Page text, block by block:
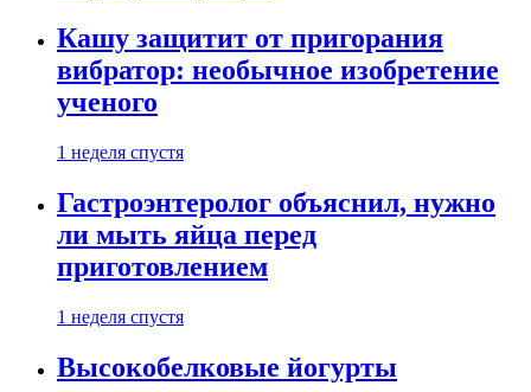
Кашу защитит от пригорания
вибратор: необычное изобретение
ученого
1 неделя спустя
Гастроэнтеролог объяснил, нужно
ли мыть яйца перед
приготовлением
1 неделя спустя
Высокобелковые йогурты